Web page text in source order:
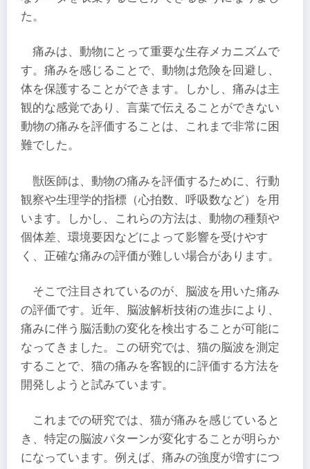
た。
痛みは、動物にとって重要な生存メカニズムで
す。痛みを感じることで、動物は危険を回避し、
体を保護することができます。しかし、痛みは主
観的な感覚であり、言葉で伝えることができない
動物の痛みを評価することは、これまで非常に困
難でした。
獣医師は、動物の痛みを評価するために、行動
観察や生理学的指標（心拍数、呼吸数など）を用
います。しかし、これらの方法は、動物の種類や
個体差、環境要因などによって影響を受けやす
く、正確な痛みの評価が難しい場合があります。
そこで注目されているのが、脳波を用いた痛み
の評価です。近年、脳波解析技術の進歩により、
痛みに伴う脳活動の変化を検出することが可能に
なってきました。この研究では、猫の脳波を測定
することで、猫の痛みを客観的に評価する方法を
開発しようと試みています。
これまでの研究では、猫が痛みを感じていると
き、特定の脳波パターンが変化することが明らか
になっています。例えば、痛みの強度が増すにつ